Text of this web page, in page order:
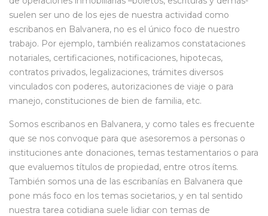
suelen ser uno de los ejes de nuestra actividad como
escribanos en Balvanera, no es el único foco de nuestro
trabajo. Por ejemplo, también realizamos constataciones
notariales, certificaciones, notificaciones, hipotecas,
contratos privados, legalizaciones, trámites diversos
vinculados con poderes, autorizaciones de viaje o para
manejo, constituciones de bien de familia, etc.
Somos escribanos en Balvanera, y como tales es frecuente
que se nos convoque para que asesoremos a personas o
instituciones ante donaciones, temas testamentarios o para
que evaluemos títulos de propiedad, entre otros ítems.
También somos una de las escribanías en Balvanera que
pone más foco en los temas societarios, y en tal sentido
nuestra tarea cotidiana suele lidiar con temas de